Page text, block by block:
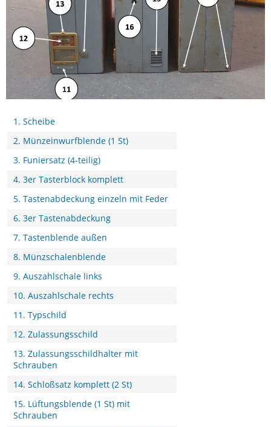
1. Scheibe
2. Münzeinwurfblende (1 St)
3. Funiersatz (4-teilig)
4. 3er Tasterblock komplett
5. Tastenabdeckung einzeln mit Feder
6. 3er Tastenabdeckung
7. Tastenblende außen
8. Münzschalenblende
9. Auszahlschale links
10. Auszahlschale rechts
11. Typschild
12. Zulassungsschild
13. Zulassungsschildhalter mit
Schrauben
14. Schloßsatz komplett (2 St)
15. Lüftungsblende (1 St) mit
Schrauben